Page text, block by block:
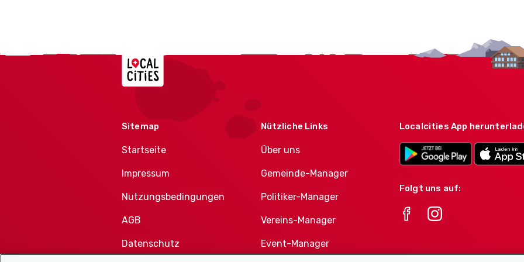
Localcities
Sitemap
Startseite
Impressum
Nutzungsbedingungen
AGB
Datenschutz
Nützliche Links
Über uns
Gemeinde-Manager
Politiker-Manager
Vereins-Manager
Event-Manager
Localcities App
Folgt uns auf: